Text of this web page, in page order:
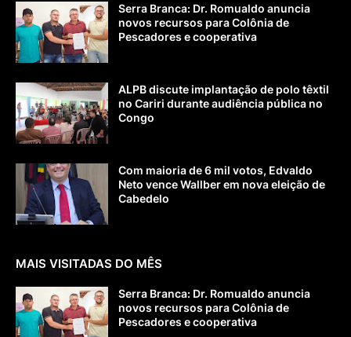
Serra Branca: Dr. Romualdo anuncia
novos recursos para Colônia de
Pescadores e cooperativa
ALPB discute implantação de polo têxtil
no Cariri durante audiência pública no
Congo
Com maioria de 6 mil votos, Edvaldo
Neto vence Wallber em nova eleição de
Cabedelo
MAIS VISITADAS DO MÊS
Serra Branca: Dr. Romualdo anuncia
novos recursos para Colônia de
Pescadores e cooperativa